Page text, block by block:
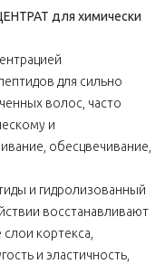
для химически
для сильно
волос, часто
и
обесцвечивание,
и гидролизованный
восстанавливают
слои кортекса,
и эластичность,